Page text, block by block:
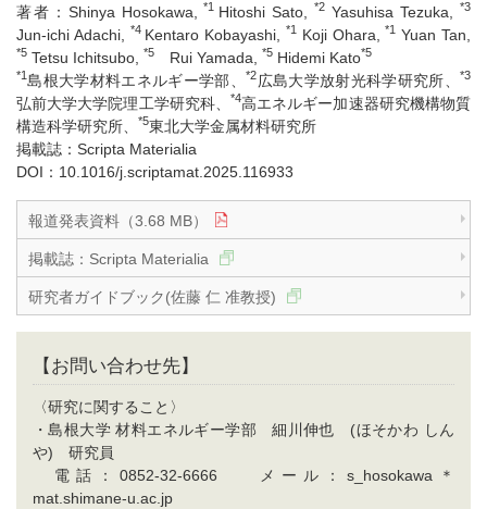
著者：Shinya Hosokawa,
*1 Hitoshi Sato, *2 Yasuhisa Tezuka, *3
Jun-ichi Adachi, *4 Kentaro Kobayashi, *1 Koji Ohara, *1 Yuan Tan,
*5 Tetsu Ichitsubo, *5 Rui Yamada, *5 Hidemi Kato*5
*1島根大学材料エネルギー学部、 *2広島大学放射光科学研究所、 *3
弘前大学大学院理工学研究科、 *4高エネルギー加速器研究機構物質
構造科学研究所、
*5東北大学金属材料研究所
掲載誌：Scripta Materialia
DOI：10.1016/j.scriptamat.2025.116933
報道発表資料（3.68 MB）
掲載誌：Scripta Materialia
研究者ガイドブック(佐藤 仁 准教授)
【お問い合わせ先】
〈研究に関すること〉
・島根大学 材料エネルギー学部 細川伸也 (ほそかわ しん
や) 研究員
電話：0852-32-6666 メール：s_hosokawa＊
mat.shimane-u.ac.jp